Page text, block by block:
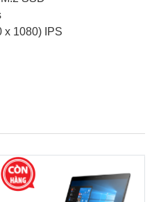
x 1080) IPS